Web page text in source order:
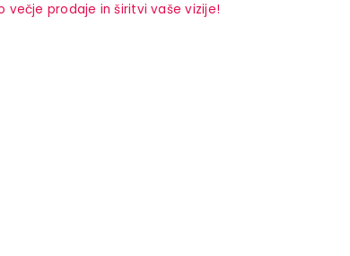
večje prodaje in širitvi vaše vizije!